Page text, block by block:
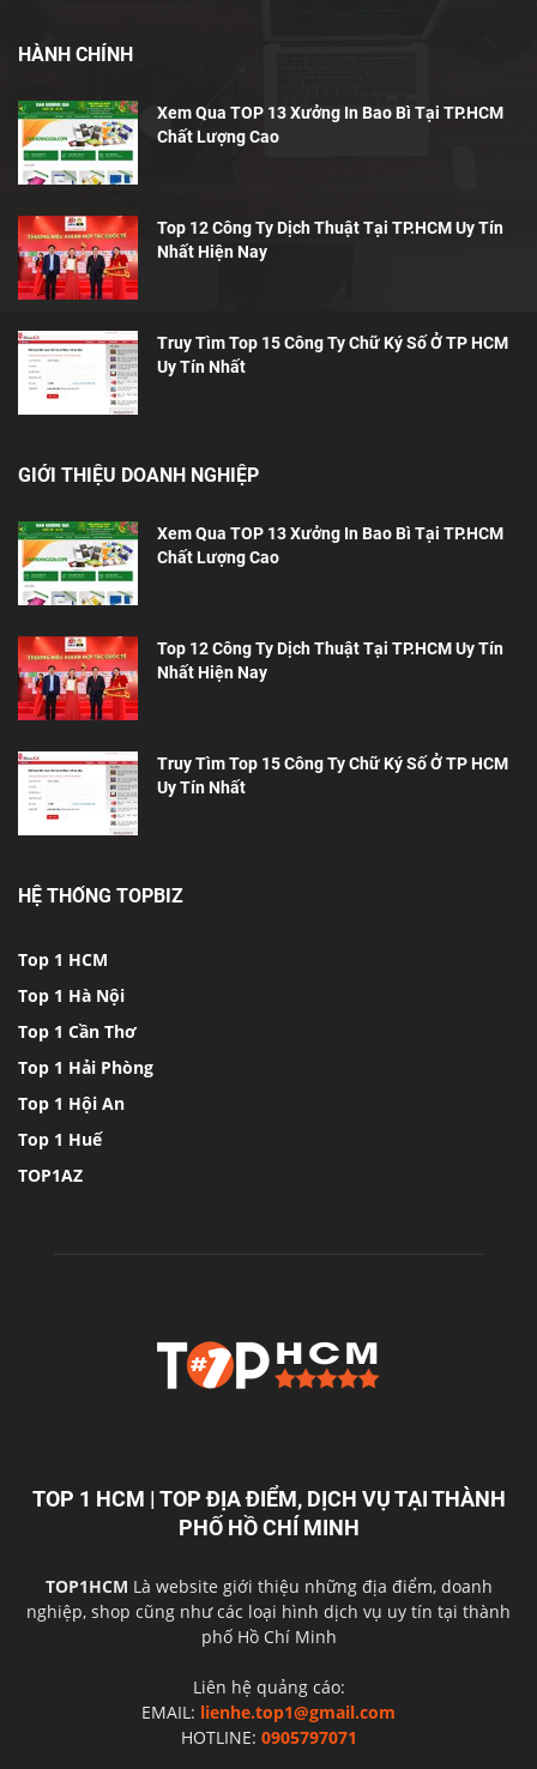
HÀNH CHÍNH
Xem Qua TOP 13 Xưởng In Bao Bì Tại TP.HCM
Chất Lượng Cao
Top 12 Công Ty Dịch Thuật Tại TP.HCM Uy Tín
Nhất Hiện Nay
Truy Tìm Top 15 Công Ty Chữ Ký Số Ở TP HCM
Uy Tín Nhất
GIỚI THIỆU DOANH NGHIỆP
Xem Qua TOP 13 Xưởng In Bao Bì Tại TP.HCM
Chất Lượng Cao
Top 12 Công Ty Dịch Thuật Tại TP.HCM Uy Tín
Nhất Hiện Nay
Truy Tìm Top 15 Công Ty Chữ Ký Số Ở TP HCM
Uy Tín Nhất
HỆ THỐNG TOPBIZ
Top 1 HCM
Top 1 Hà Nội
Top 1 Cần Thơ
Top 1 Hải Phòng
Top 1 Hội An
Top 1 Huế
TOP1AZ
TOP 1 HCM | TOP ĐỊA ĐIỂM, DỊCH VỤ TẠI THÀNH
PHỐ HỒ CHÍ MINH
TOP1HCM Là website giới thiệu những địa điểm, doanh
nghiệp, shop cũng như các loại hình dịch vụ uy tín tại thành
phố Hồ Chí Minh
Liên hệ quảng cáo:
EMAIL: lienhe.top1@gmail.com
HOTLINE: 0905797071